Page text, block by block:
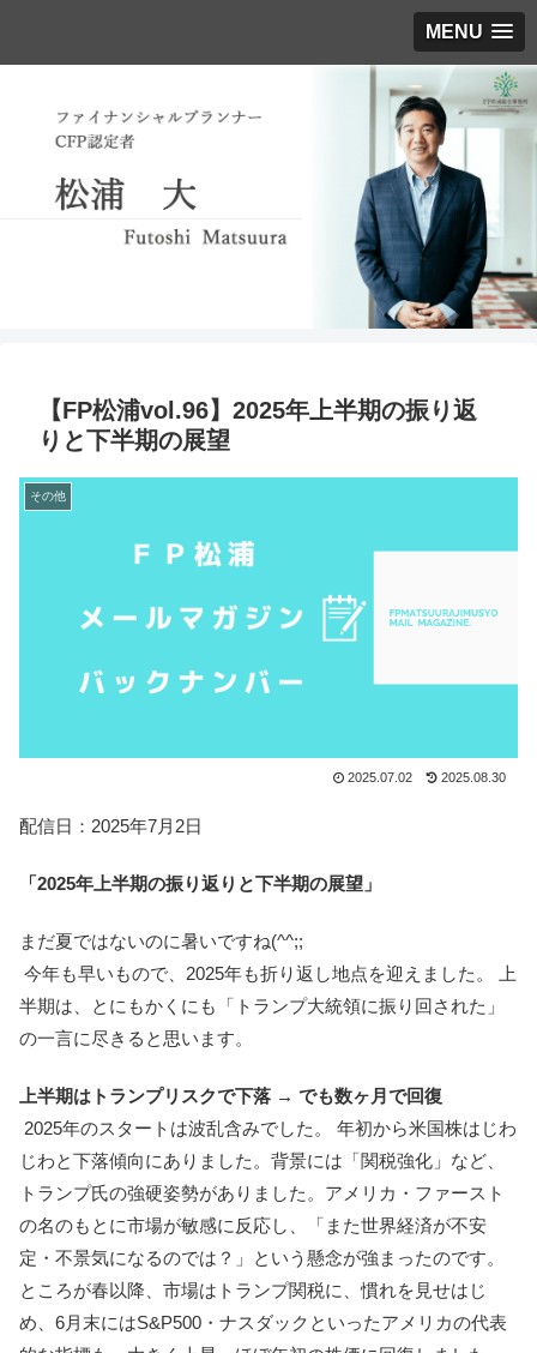
MENU
【FP松浦vol.96】2025年上半期の振り返
りと下半期の展望
その他
2025.07.02 2025.08.30
配信日：2025年7月2日
「2025年上半期の振り返りと下半期の展望」
まだ夏ではないのに暑いですね(^^;;
今年も早いもので、2025年も折り返し地点を迎えました。 上
半期は、とにもかくにも「トランプ大統領に振り回された」
の一言に尽きると思います。
上半期はトランプリスクで下落 → でも数ヶ月で回復
2025年のスタートは波乱含みでした。 年初から米国株はじわ
じわと下落傾向にありました。背景には「関税強化」など、
トランプ氏の強硬姿勢がありました。アメリカ・ファースト
の名のもとに市場が敏感に反応し、「また世界経済が不安
定・不景気になるのでは？」という懸念が強まったのです。
ところが春以降、市場はトランプ関税に、慣れを見せはじ
め、6月末にはS&P500・ナスダックといったアメリカの代表